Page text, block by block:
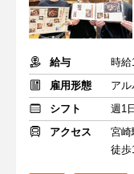
給与
時給
雇用形態
アル
シフト
週1
アクセス
宮崎
徒歩